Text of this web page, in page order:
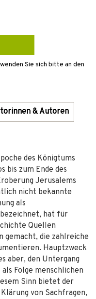
Sie sich bitte an den
& Autoren
des Königtums
bis zum Ende des
Jerusalems
nicht bekannte
als
hat für
Quellen
gemacht, die zahlreiche
Hauptzweck
aber, den Untergang
Folge menschlichen
Sinn bietet der
von Sachfragen,